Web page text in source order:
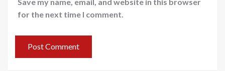
for the next time I comment.